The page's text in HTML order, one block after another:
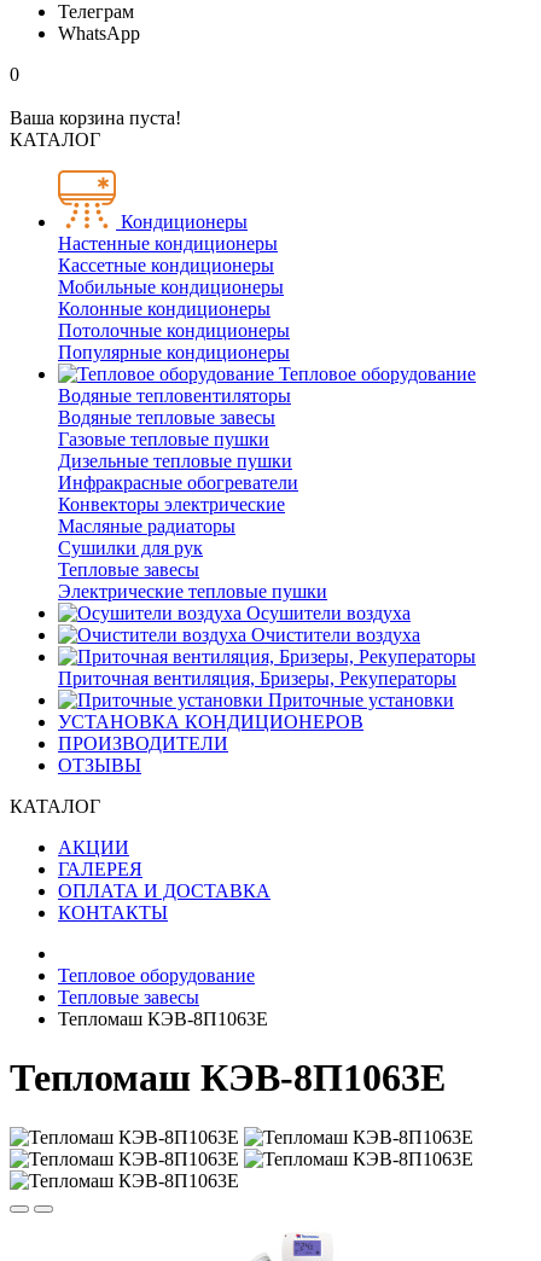
Телеграм
WhatsApp
0
Ваша корзина пуста!
КАТАЛОГ
Кондиционеры
Настенные кондиционеры
Кассетные кондиционеры
Мобильные кондиционеры
Колонные кондиционеры
Потолочные кондиционеры
Популярные кондиционеры
Тепловое оборудование
Водяные тепловентиляторы
Водяные тепловые завесы
Газовые тепловые пушки
Дизельные тепловые пушки
Инфракрасные обогреватели
Конвекторы электрические
Масляные радиаторы
Сушилки для рук
Тепловые завесы
Электрические тепловые пушки
Осушители воздуха
Очистители воздуха
Приточная вентиляция, Бризеры, Рекуператоры
Приточные установки
УСТАНОВКА КОНДИЦИОНЕРОВ
ПРОИЗВОДИТЕЛИ
ОТЗЫВЫ
КАТАЛОГ
АКЦИИ
ГАЛЕРЕЯ
ОПЛАТА И ДОСТАВКА
КОНТАКТЫ
Тепловое оборудование
Тепловые завесы
Тепломаш КЭВ-8П1063Е
Тепломаш КЭВ-8П1063Е